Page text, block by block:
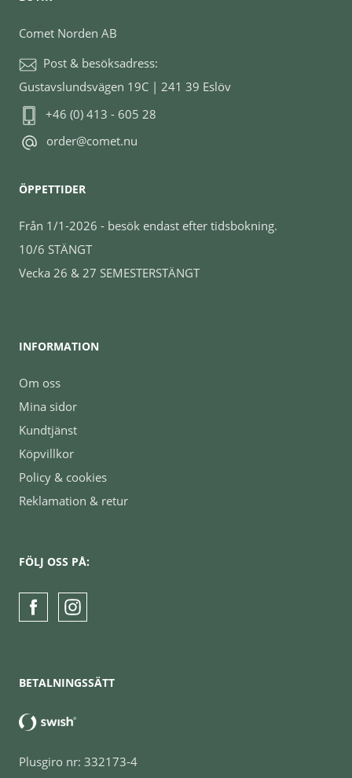
Comet Norden AB
Post & besöksadress:
Gustavslundsvägen 19C | 241 39 Eslöv
+46 (0) 413 - 605 28
order@comet.nu
ÖPPETTIDER
Från 1/1-2026 - besök endast efter tidsbokning.
10/6 STÄNGT
Vecka 26 & 27 SEMESTERSTÄNGT
INFORMATION
Om oss
Mina sidor
Kundtjänst
Köpvillkor
Policy & cookies
Reklamation & retur
FÖLJ OSS PÅ:
BETALNINGSSÄTT
Plusgiro nr: 332173-4